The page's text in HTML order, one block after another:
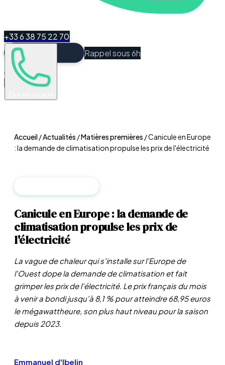
+33 6 38 75 22 70
Rappel sous 6h
Espace Client
Accueil/Actualités /Matières premières /Canicule en Europe
: la demande de climatisation propulse les prix de l'électricité
Canicule en Europe : la demande de
climatisation propulse les prix de
l'électricité
La vague de chaleur qui s'installe sur l'Europe de
l'Ouest dope la demande de climatisation et fait
grimper les prix de l'électricité. Le prix français du mois
à venir a bondi jusqu'à 8,1 % pour atteindre 68,95 euros
le mégawattheure, son plus haut niveau pour la saison
depuis 2023.
Emmanuel d'Ibelin